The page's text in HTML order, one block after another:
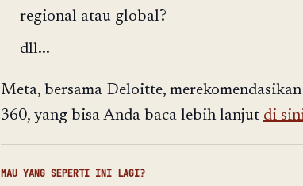
regional atau global?
dll...
Meta, bersama Deloitte,
360, yang bisa Anda baca lebih lanjut di
MAU YANG SEPERTI INI LAGI?